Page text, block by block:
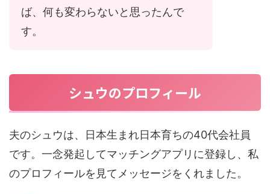
ば、何も変わらないと思ったんで
す。
シュウのプロフィール
夫のシュウは、日本生まれ日本育ちの40代会社員
です。一念発起してマッチングアプリに登録し、私
のプロフィールを見てメッセージをくれました。